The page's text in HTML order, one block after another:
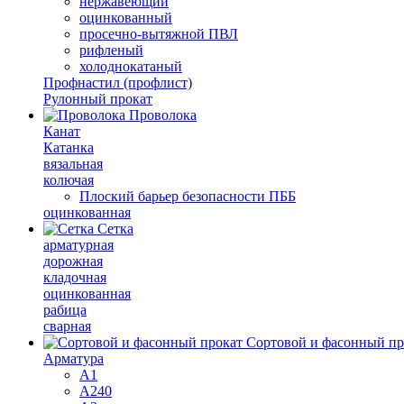
оцинкованный
просечно-вытяжной ПВЛ
рифленый
холоднокатаный
Профнастил (профлист)
Рулонный прокат
Проволока
Канат
Катанка
вязальная
колючая
Плоский барьер безопасности ПББ
оцинкованная
Сетка
арматурная
дорожная
кладочная
оцинкованная
рабица
сварная
Сортовой и фасонный
Арматура
А1
А240